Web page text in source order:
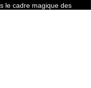
le cadre magique des